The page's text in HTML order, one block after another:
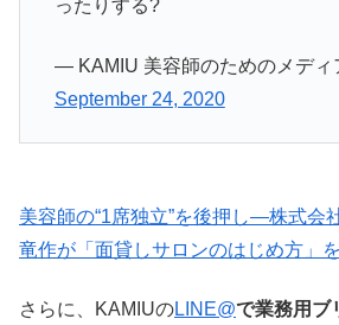
ったりする?
— KAMIU 美容師のためのメディ
September 24, 2020
美容師の“1席独立”を後押し—株式会
竜作が「面貸しサロンのはじめ方」
さらに、KAMIUのLINE@で業務用ブ